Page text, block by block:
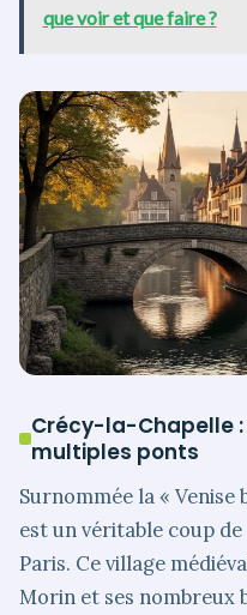
que voir et que faire ?
Crécy-la-Chapelle
multiples ponts
Surnommée la « Venise
est un véritable coup
Paris. Ce village
Morin et ses nombreux